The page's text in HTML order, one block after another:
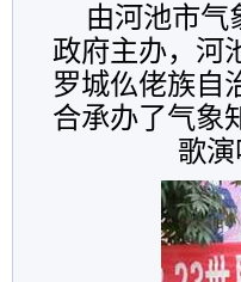
由河池市气
政府主办，河
罗城仫佬族自
合承办了气象
歌